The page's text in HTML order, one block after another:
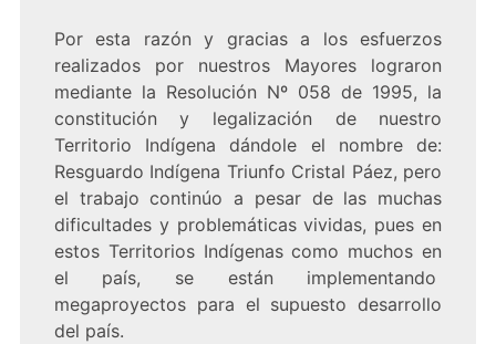
Por esta razón y gracias a los esfuerzos
realizados por nuestros Mayores lograron
mediante la Resolución Nº 058 de 1995, la
constitución y legalización de nuestro
Territorio Indígena dándole el nombre de:
Resguardo Indígena Triunfo Cristal Páez, pero
el trabajo continúo a pesar de las muchas
dificultades y problemáticas vividas, pues en
estos Territorios Indígenas como muchos en
el país, se están implementando
megaproyectos para el supuesto desarrollo
del país.